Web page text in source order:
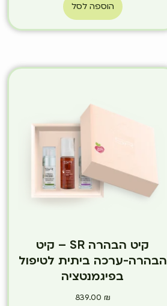
הוספה לסל
קיט הבהרה SR – קיט
הבהרה-ערכה ביתית לטיפול
בפיגמנטציה
839.00 ₪